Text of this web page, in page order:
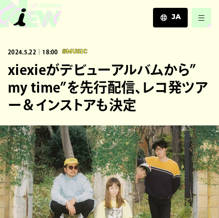
JA
ZH
2024.5.22｜18:00 #MUSIC
xiexieがデビューアルバムから”
my time”を先行配信、レコ発ツア
ー＆インストアも決定